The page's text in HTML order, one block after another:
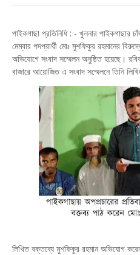
পাইকগাছা প্রতিনিধি : - খুলনার পাইকগাছার
মেম্বার পদপ্রার্থী মোঃ মুশফিকুর রহমানের
অভিযোগে সংবাদ সম্মেলন অনুষ্ঠিত হয়েছে।
বাজারে আয়োজিত এ সংবাদ সম্মেলনে তিনি
লিখিত বক্তব্যে মুশফিকুর রহমান অভিযোগ